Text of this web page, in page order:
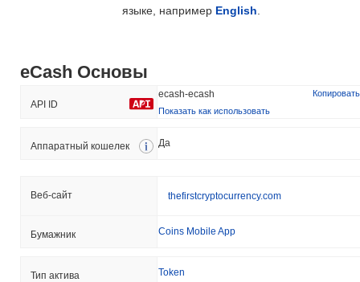
языке, например English
eCash Основы
API ID
ecash-ecash
Копировать
Показать как использовать
Аппаратный кошелек Да
Веб-сайт thefirstcryptocurrency.com
Бумажник Coins Mobile App
Тип актива Token